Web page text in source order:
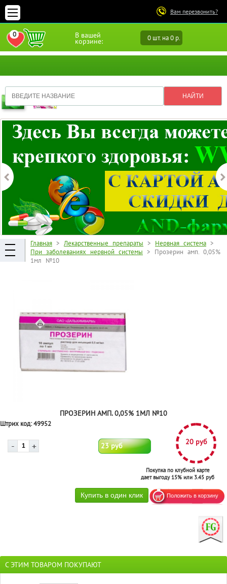
Вам перезвонить?
В вашей
корзине: 0 шт. на 0 р.
0
ПЕРЕЙТИ В ИЗБРАННОЕ
Главная > Лекарственные препараты > Нервная система >
При заболеваниях нервной системы > Прозерин амп. 0,05%
1мл №10
ПРОЗЕРИН АМП. 0,05% 1МЛ №10
Штрих код:49952
23 руб 20 руб
Покупка по клубной карте
дает выгоду 15% или 3.45 руб
С ЭТИМ ТОВАРОМ ПОКУПАЮТ